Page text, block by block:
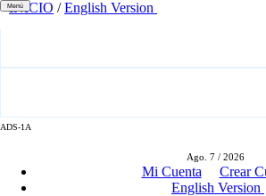
ADS-1A
Ago. 7 / 2026
Mi Cuenta
Crear
English Version
Menú
INICIO /English Version